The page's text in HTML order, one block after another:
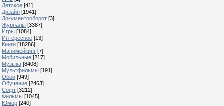
Детское [41]
Дизайн [1941]
Документооборот [3]
Журналы [3387]
Игры [1084]
Интересное [13]
Книги [18286]
Манимейкинг [7]
Мобильные [217]
Музыка [8408]
Мультфильмы [191]
Обои [949]
Обучение [2463]
Софт [3212]
Фильмы [1045]
Юмор [240]